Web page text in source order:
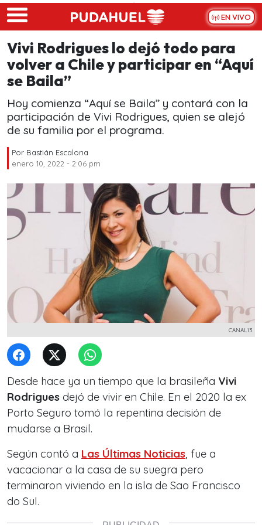
Skip to main content
EN VIVO
Vivi Rodrigues lo dejó todo para
volver a Chile y participar en “Aquí
se Baila”
Hoy comienza “Aquí se Baila” y contará con la
participación de Vivi Rodrigues, quien se alejó
de su familia por el programa.
Por Bastián Escalona
enero 10, 2022 - 2:06 pm
CANAL13
Desde hace ya un tiempo que la brasileña Vivi
Rodrigues dejó de vivir en Chile. En el 2020 la ex
Porto Seguro tomó la repentina decisión de
mudarse a Brasil.
Según contó a Las Últimas Noticias, fue a
vacacionar a la casa de su suegra pero
terminaron viviendo en la isla de Sao Francisco
do Sul.